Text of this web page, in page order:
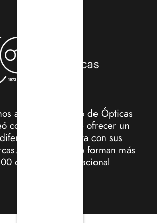
a CIONE, Grupo de Ópticas
con el objetivo de ofrecer un
y cuenta con sus
Actualmente, lo forman más
ópticas a nivel nacional